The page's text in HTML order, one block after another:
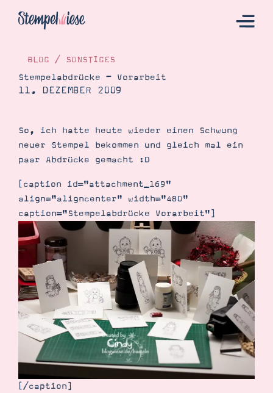
Katalog
Bestellen
Kontakt
Angebote
Demonstrator werden
Blog
Gutscheine
Produkte erklärt
Über mich
Über Stampin’ Up!
BLOG / SONSTIGES
Stempelabdrücke – Vorarbeit
11. DEZEMBER 2009
So, ich hatte heute wieder einen Schwung
neuer Stempel bekommen und gleich mal ein
paar Abdrücke gemacht :D
[caption id="attachment_169"
align="aligncenter" width="480"
caption="Stempelabdrücke Vorarbeit"]
[/caption]